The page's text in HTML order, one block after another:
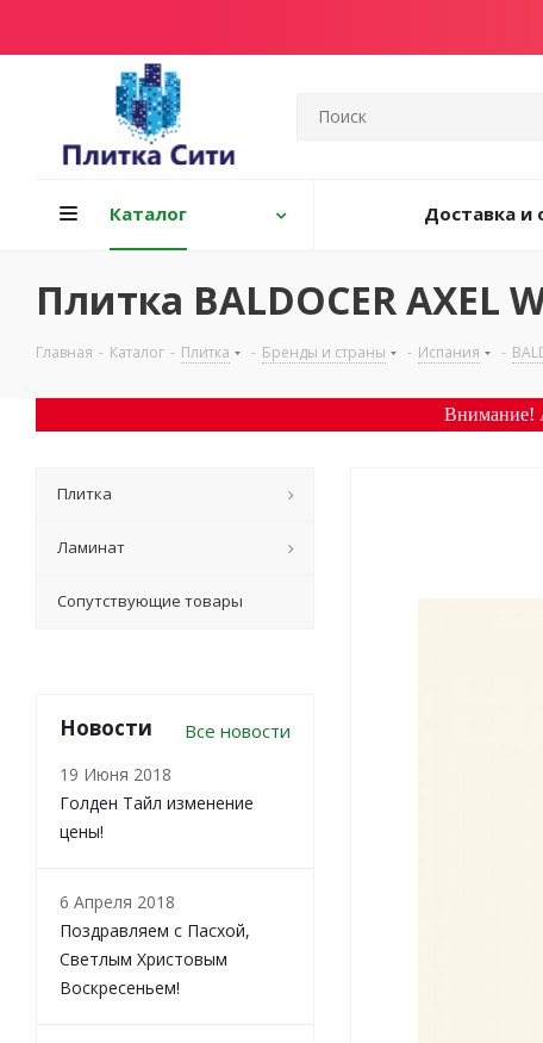
Каталог Доставка и
Плитка BALDOCER AXEL
Главная - Каталог - Плитка - Бренды и страны - Испания -
Внимание!
Плитка
Ламинат
Сопутствующие товары
Новости Все новости
19 Июня 2018
Голден Тайл изменение
цены!
6 Апреля 2018
Поздравляем с Пасхой,
Светлым Христовым
Воскресеньем!